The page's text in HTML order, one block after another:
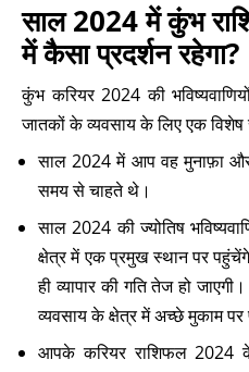
साल 2024 में कुंभ राशि
में कैसा प्रदर्शन रहेगा?
कुंभ करियर 2024 की
जातकों के व्यवसाय के लिए एक विशेष
साल 2024 में आप वह मुनाफ़ा
समय से चाहते थे।
साल 2024 की ज्योतिष
क्षेत्र में एक प्रमुख स्थान पर
ही व्यापार की गति तेज हो
व्यवसाय के क्षेत्र में अच्छे मुकाम
आपके करियर राशिफल 2024